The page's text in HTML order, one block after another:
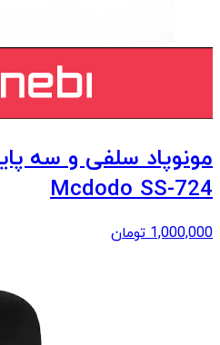
مونوپاد سلفی و سه
Mcdodo SS-724
1,000,000 تومان